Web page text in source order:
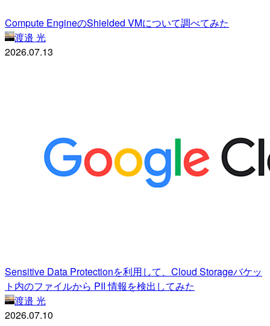
Compute EngineのShielded VMについて調べてみた
渡邉 光
2026.07.13
Sensitive Data Protectionを利用して、Cloud Storageバケッ
ト内のファイルから PII 情報を検出してみた
渡邉 光
2026.07.10